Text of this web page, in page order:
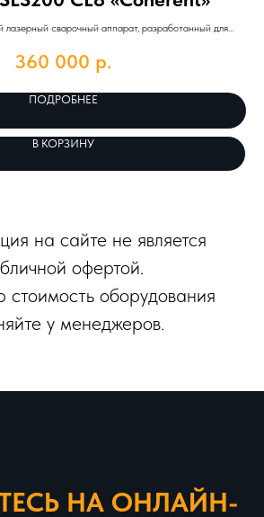
сварочный аппарат, разработанный для
360 000 р.
ПОДРОБНЕЕ
В КОРЗИНУ
на сайте не является
офертой.
стоимость оборудования
у менеджеров.
НА ОНЛАЙН-